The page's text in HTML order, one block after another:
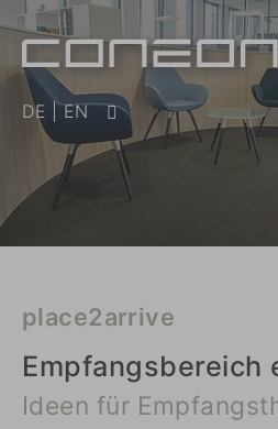
DE | EN
place2arrive
Empfangsbereich
Ideen für